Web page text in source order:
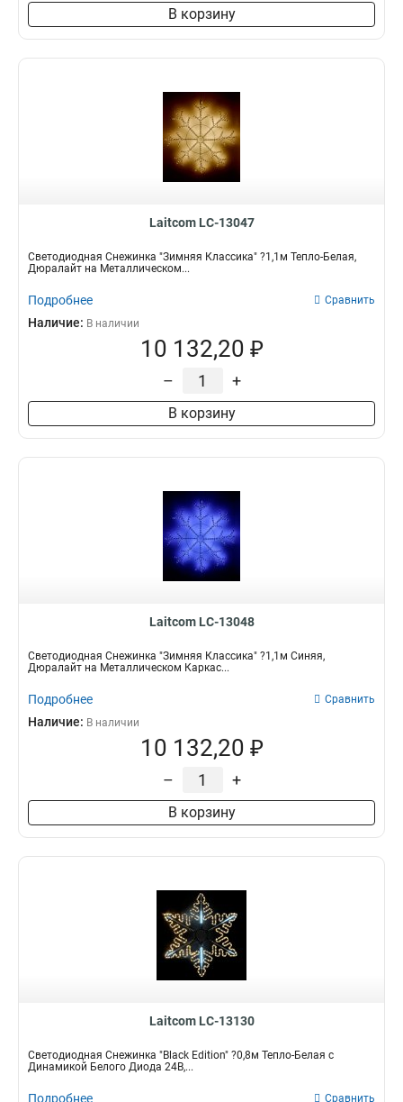
В корзину
Laitcom LC-13047
Светодиодная Снежинка "Зимняя Классика" ?1,1м Тепло-Белая,
Дюралайт на Металлическом...
Подробнее Сравнить
Наличие: В наличии
10 132,20 ₽
– +
В корзину
Laitcom LC-13048
Светодиодная Снежинка "Зимняя Классика" ?1,1м Синяя,
Дюралайт на Металлическом Каркас...
Подробнее Сравнить
Наличие: В наличии
10 132,20 ₽
– +
В корзину
Laitcom LC-13130
Светодиодная Снежинка "Black Edition" ?0,8м Тепло-Белая с
Динамикой Белого Диода 24В,...
Подробнее Сравнить